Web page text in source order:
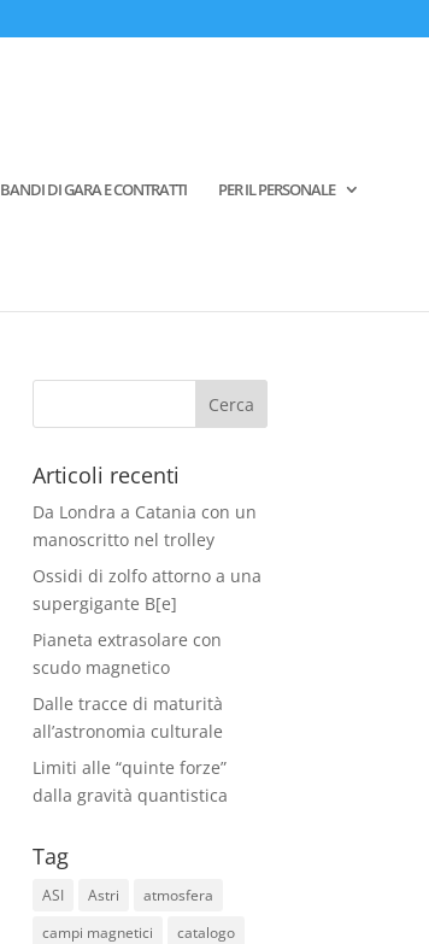
BANDI DI GARA E CONTRATTI PER IL PERSONALE
Articoli recenti
Da Londra a Catania con un
manoscritto nel trolley
Ossidi di zolfo attorno a una
supergigante B[e]
Pianeta extrasolare con
scudo magnetico
Dalle tracce di maturità
all’astronomia culturale
Limiti alle “quinte forze”
dalla gravità quantistica
Tag
ASI Astri
atmosfera
campi magnetici
catalogo